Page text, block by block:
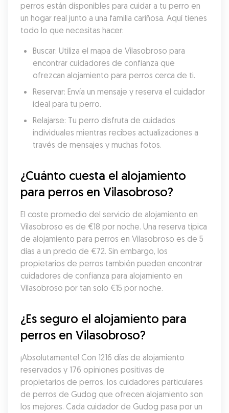
perros están disponibles para cuidar a tu perro en
un hogar real junto a una familia cariñosa. Aquí tienes
todo lo que necesitas hacer:
Buscar: Utiliza el mapa de Vilasobroso para
encontrar cuidadores de confianza que
ofrezcan alojamiento para perros cerca de ti.
Reservar: Envía un mensaje y reserva el cuidador
ideal para tu perro.
Relajarse: Tu perro disfruta de cuidados
individuales mientras recibes actualizaciones a
través de mensajes y muchas fotos.
¿Cuánto cuesta el alojamiento
para perros en Vilasobroso?
El coste promedio del servicio de alojamiento en
Vilasobroso es de €18 por noche. Una reserva típica
de alojamiento para perros en Vilasobroso es de 5
días a un precio de €72. Sin embargo, los
propietarios de perros también pueden encontrar
cuidadores de confianza para alojamiento en
Vilasobroso por tan solo €15 por noche.
¿Es seguro el alojamiento para
perros en Vilasobroso?
¡Absolutamente! Con 1216 días de alojamiento
reservados y 176 opiniones positivas de
propietarios de perros, los cuidadores particulares
de perros de Gudog que ofrecen alojamiento son
los mejores. Cada cuidador de Gudog pasa por un